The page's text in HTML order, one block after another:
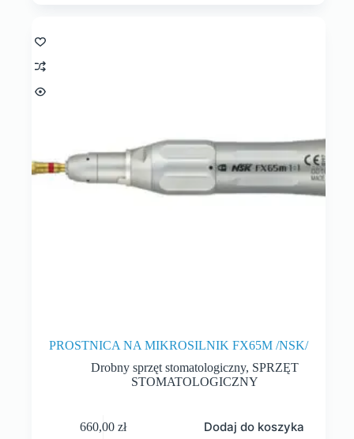
PROSTNICA NA MIKROSILNIK FX65M /NSK/
Drobny sprzęt stomatologiczny, SPRZĘT
STOMATOLOGICZNY
660,00zł Dodaj do koszyka